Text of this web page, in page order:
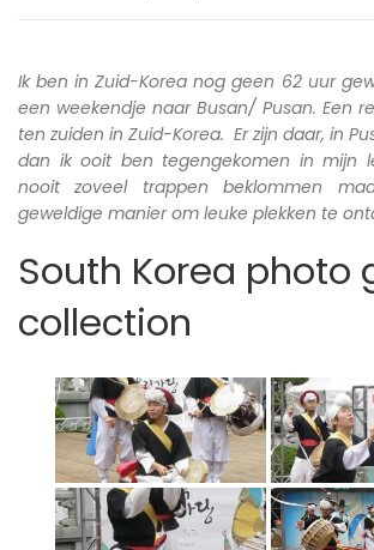
Ik ben in Zuid-Korea nog geen 62 uur
een weekendje naar Busan/ Pusan. Een
ten zuiden in Zuid-Korea. Er zijn daar, in
dan ik ooit ben tegengekomen in mijn
nooit zoveel trappen beklommen
geweldige manier om leuke plekken te
South Korea photo
collection